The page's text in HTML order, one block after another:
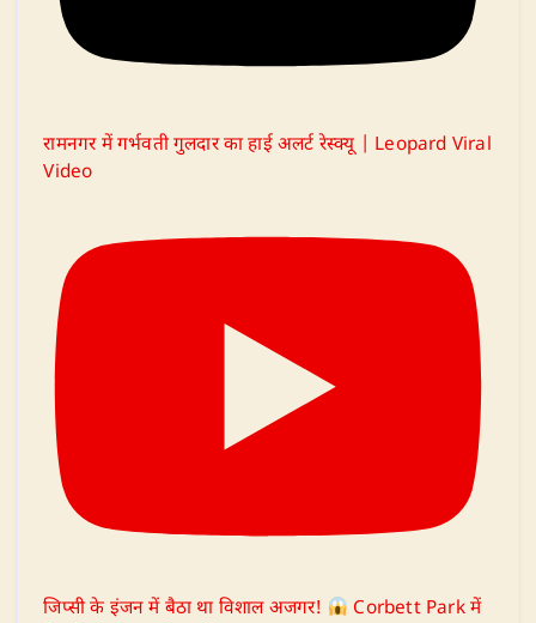
रामनगर में गर्भवती गुलदार का हाई अलर्ट रेस्क्यू | Leopard Viral
Video
जिप्सी के इंजन में बैठा था विशाल अजगर!
Corbett Park में